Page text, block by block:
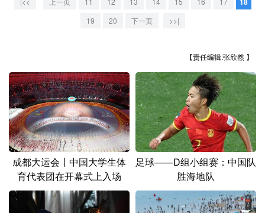
上市公司
地方频道
北京 天津 河北 山西
辽宁 吉林 上海 江苏
浙江 安徽 江西
山东 河南
广东 广西 海南 重庆
19 20 下一页 >>|
【责任编辑:张欣然 】
成都大运会丨中国大学生体
育代表团在开幕式上入场
足球——D组小组赛：中国队
胜海地队